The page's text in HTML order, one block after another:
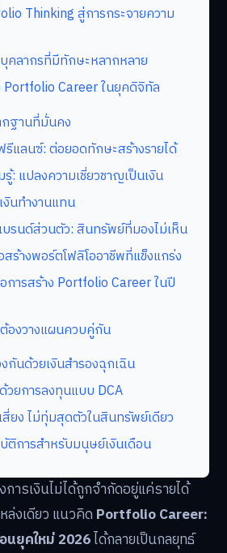
Thinking สู่การกระจายความ
คลากรที่มีทักษะหลากหลาย
Portfolio Career ในยุคดิจิทัล
กฐานที่มั่นคง
รีแลนซ์: ต่อยอดทักษะสร้างรายได้
: แปลงความเชี่ยวชาญเป็นเงิน
งินทำงานแทน
บรนด์ส่วนตัว: สินทรัพย์ที่มองไม่เห็น
ร้างพอร์ตโฟลิโออาชีพที่แข็งแกร่ง
การสร้าง Portfolio Career ในปี
องวางแผนควบคู่กัน
กันด้วยเงินสำรองฉุกเฉิน
วยการลงทุนแบบ DCA
สี่ยง ไม่ทุ่มสุดตัวในสินทรัพย์เดียว
การสำหรับมนุษย์เงินเดือน
ารเงินไม่ได้ถูกจำกัดอยู่แค่รายได้
ล่งเดียว แนวคิด Portfolio Career:
นยุคใหม่ 2026ได้กลายเป็นกลยุทธ์